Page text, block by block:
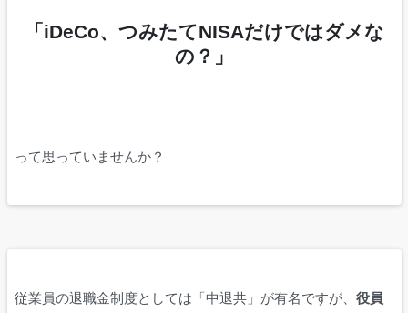
「iDeCo、つみたてNISAだけではダメな
の？」
って思っていませんか？
従業員の退職金制度としては「中退共」が有名ですが、 役員